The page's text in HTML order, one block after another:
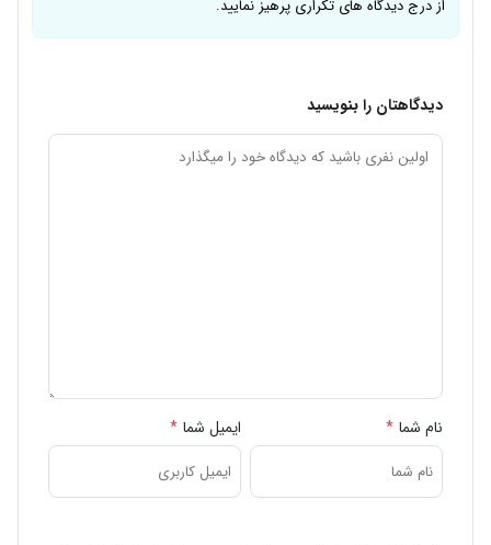
از درج دیدگاه های تکراری پرهیز نمایید.
دیدگاهتان را بنویسید
نام شما * ایمیل شما *